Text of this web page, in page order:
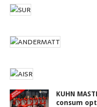
KUHN
consum